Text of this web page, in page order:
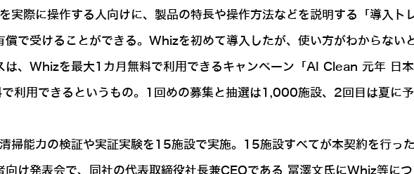
実際に操作する人向けに、製品の特長や操作方法などを説明する「導入ト
償で受けることができる。Whizを初めて導入したが、使い方がわからない
は、Whizを最大1カ月無料で利用できるキャンペーン「AI Clean 元年 日
利用できるというもの。1回めの募集と抽選は1,000施設、2回目は夏
掃能力の検証や実証実験を15施設で実施。15施設すべてが本契約を行っ
け発表会で、同社の代表取締役社長兼CEOである 冨澤文氏にWhiz等に